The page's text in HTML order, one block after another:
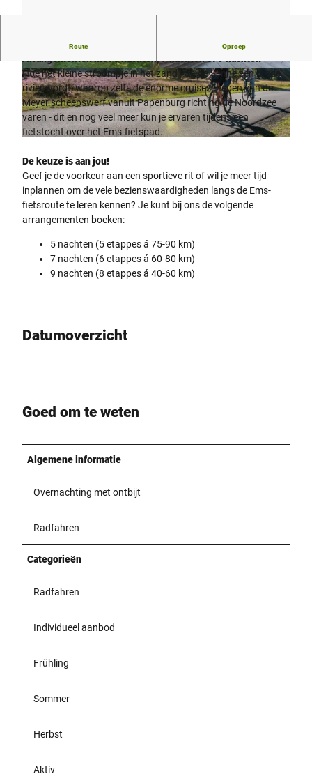
© Tourist-Information Hövelhof |CC-BY-SA © Tourist-Information Hövelhof |CC-BY-SA
Route Oproep
Reis over het Ems-fietspad van de bron naar de monding.
Hoe het kleine stroompje in het zand van de Senne een brede
rivier wordt, waarop zelfs de enorme cruiseschepen van de
Meyer scheepswerf vanuit Papenburg richting de Noordzee
varen - dit en nog veel meer kun je ervaren tijdens een
fietstocht over het Ems-fietspad.
De keuze is aan jou!
Geef je de voorkeur aan een sportieve rit of wil je meer tijd
inplannen om de vele bezienswaardigheden langs de Ems-
fietsroute te leren kennen? Je kunt bij ons de volgende
arrangementen boeken:
5 nachten (5 etappes á 75-90 km)
7 nachten (6 etappes á 60-80 km)
9 nachten (8 etappes á 40-60 km)
Datumoverzicht
Goed om te weten
Algemene informatie
Overnachting met ontbijt
Radfahren
Categorieën
Radfahren
Individueel aanbod
Frühling
Sommer
Herbst
Aktiv